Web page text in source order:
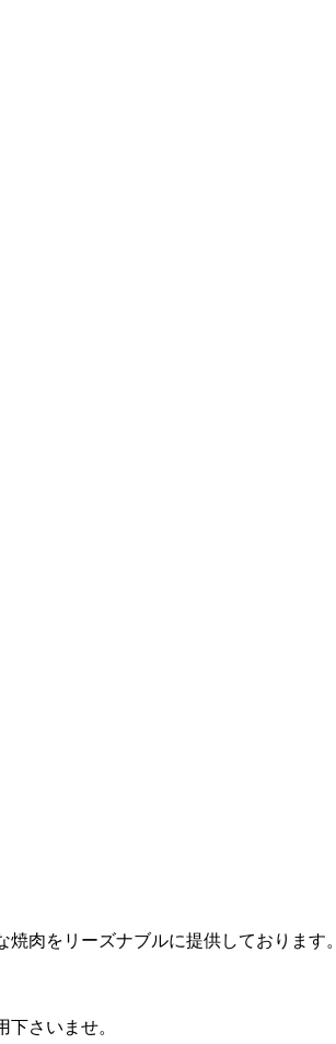
肉をリーズナブルに提供しております。
さいませ。